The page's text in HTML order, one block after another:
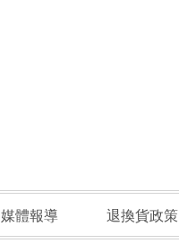
媒體報導 退換貨政策